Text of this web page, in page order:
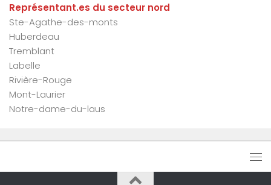
Représentant.es du secteur nord
Ste-Agathe-des-monts
Huberdeau
Tremblant
Labelle
Rivière-Rouge
Mont-Laurier
Notre-dame-du-laus